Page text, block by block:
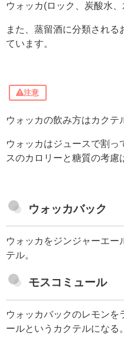
ウォッカ(ロック、炭酸水
また、蒸留酒に分類され
ています。
注意
ウォッカの飲み方はカクテ
ウォッカはジュースで割っ
スのカロリーと糖質の考慮
ウォッカバック
ウォッカをジンジャーエー
テル。
モスコミュール
ウォッカバックのレモンを
ールというカクテルになる。